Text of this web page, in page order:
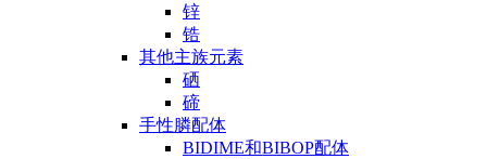
锌
锆
其他主族元素
硒
碲
手性膦配体
BIDIME和BIBOP配体